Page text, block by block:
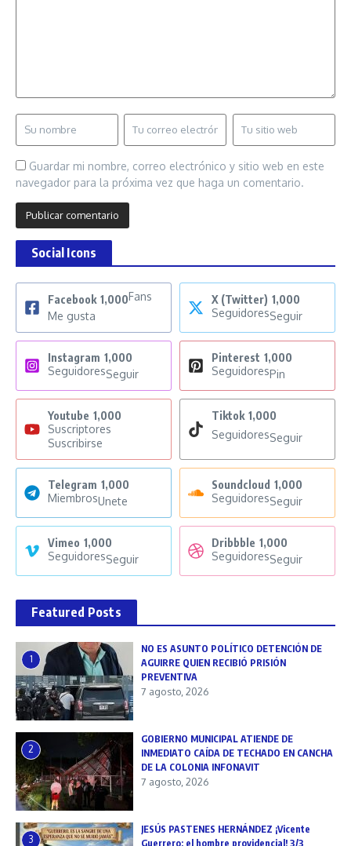
Guardar mi nombre, correo electrónico y sitio web en este
navegador para la próxima vez que haga un comentario.
Social Icons
Facebook 1,000Fans
Me gusta
X (Twitter) 1,000
SeguidoresSeguir
Instagram 1,000
SeguidoresSeguir
Pinterest 1,000
SeguidoresPin
Youtube 1,000
Suscriptores
Suscribirse
Tiktok 1,000
SeguidoresSeguir
Telegram 1,000
MiembrosUnete
Soundcloud 1,000
SeguidoresSeguir
Vimeo 1,000
SeguidoresSeguir
Dribbble 1,000
SeguidoresSeguir
Featured Posts
1
NO ES ASUNTO POLÍTICO DETENCIÓN DE
AGUIRRE QUIEN RECIBIÓ PRISIÓN
PREVENTIVA
7 agosto, 2026
2
GOBIERNO MUNICIPAL ATIENDE DE
INMEDIATO CAÍDA DE TECHADO EN CANCHA
DE LA COLONIA INFONAVIT
7 agosto, 2026
3
JESÚS PASTENES HERNÁNDEZ ¡Vicente
Guerrero: el hombre providencial! 3/3